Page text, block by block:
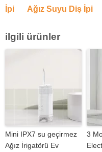
İpi
Ağız Suyu Diş İpi
ilgili ürünler
Mini IPX7 su geçirmez
Ağız İrigatörü Ev
3